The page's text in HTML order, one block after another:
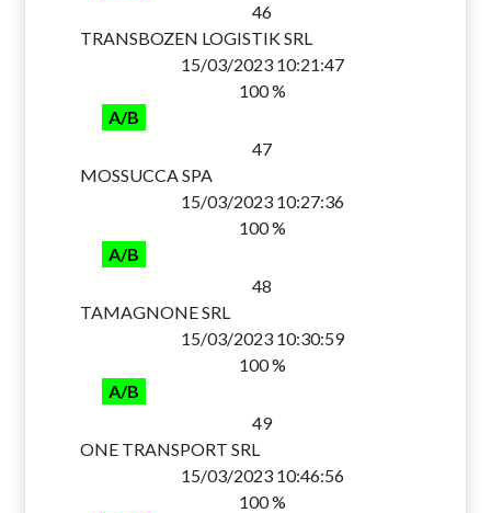
46
TRANSBOZEN LOGISTIK SRL
15/03/2023 10:21:47
100 %
A/B
47
MOSSUCCA SPA
15/03/2023 10:27:36
100 %
A/B
48
TAMAGNONE SRL
15/03/2023 10:30:59
100 %
A/B
49
ONE TRANSPORT SRL
15/03/2023 10:46:56
100 %